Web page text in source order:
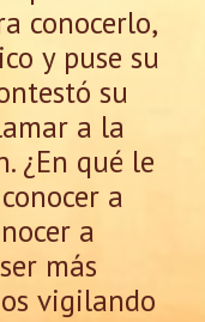
conocerlo,
y puse su
su
a la
¿En qué le
a
a
más
vigilando